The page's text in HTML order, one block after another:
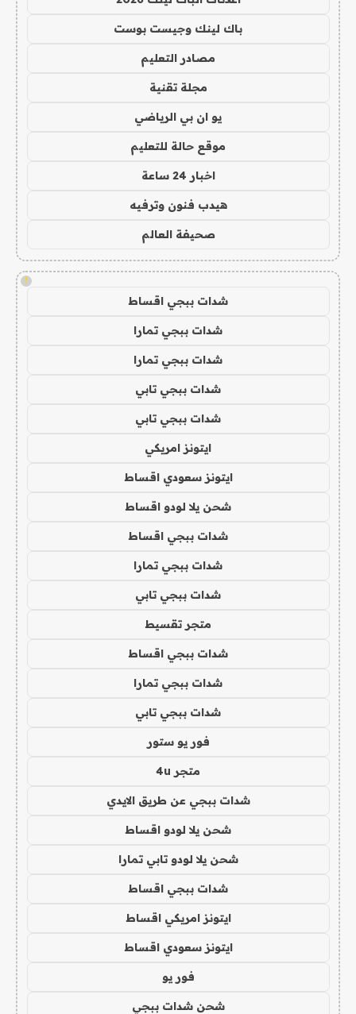
باك لينك وجيست بوست
مصادر التعليم
مجلة تقنية
يو ان بي الرياضي
موقع حالة للتعليم
اخبار 24 ساعة
هيدب فنون وترفيه
صحيفة العالم
!
شدات ببجي اقساط
شدات ببجي تمارا
شدات ببجي تمارا
شدات ببجي تابي
شدات ببجي تابي
ايتونز امريكي
ايتونز سعودي اقساط
شحن يلا لودو اقساط
شدات ببجي اقساط
شدات ببجي تمارا
شدات ببجي تابي
متجر تقسيط
شدات ببجي اقساط
شدات ببجي تمارا
شدات ببجي تابي
فور يو ستور
متجر 4u
شدات ببجي عن طريق الايدي
شحن يلا لودو اقساط
شحن يلا لودو تابي تمارا
شدات ببجي اقساط
ايتونز امريكي اقساط
ايتونز سعودي اقساط
فور يو
شحن شدات ببجي